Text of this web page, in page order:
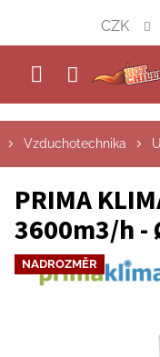
obsah
CZK
Vzduchotechnika
PRIMA
3600m3/h -
NADROZMĚR